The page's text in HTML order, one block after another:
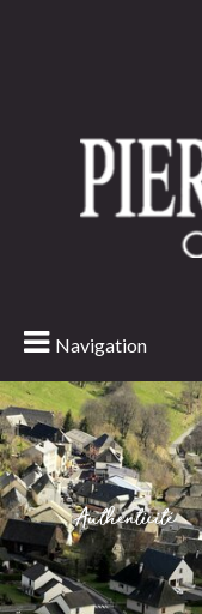
Navigation
Authenticité